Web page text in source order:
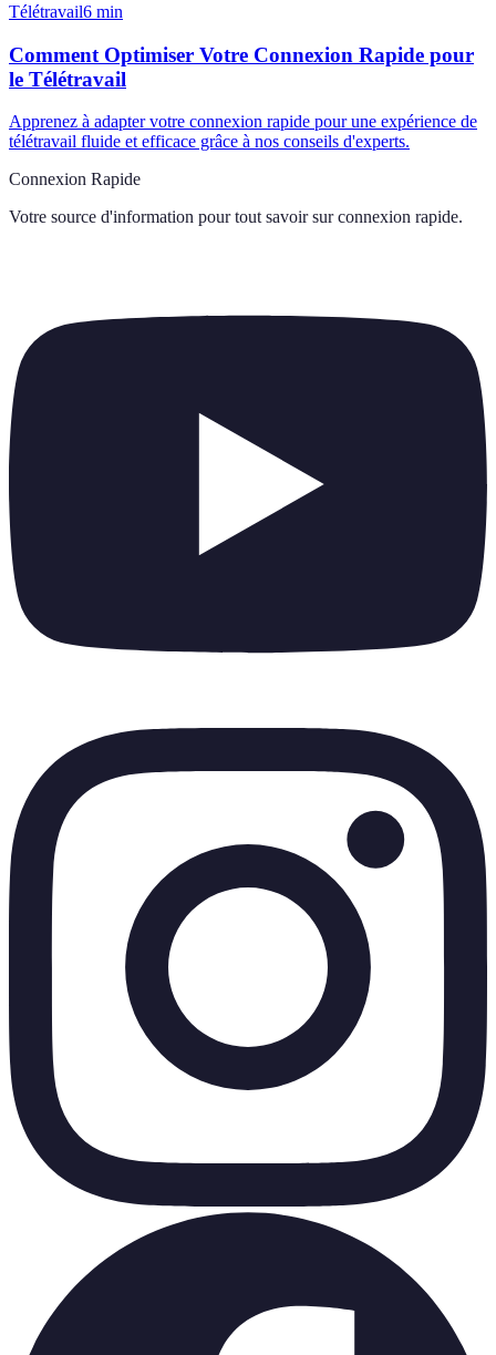
Télétravail6 min
Comment Optimiser Votre Connexion Rapide pour
le Télétravail
Apprenez à adapter votre connexion rapide pour une expérience de
télétravail fluide et efficace grâce à nos conseils d'experts.
Connexion Rapide
Votre source d'information pour tout savoir sur connexion rapide.